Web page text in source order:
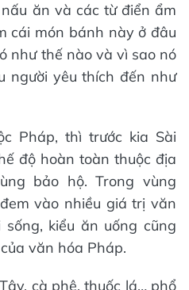
ăn và các từ điển ẩm
cái món bánh này ở đâu
như thế nào và vì sao nó
người yêu thích đến như
Pháp, thì trước kia Sài
độ hoàn toàn thuộc địa
bảo hộ. Trong vùng
vào nhiều giá trị văn
kiểu ăn uống cũng
văn hóa Pháp.
cà phê, thuốc lá… phổ